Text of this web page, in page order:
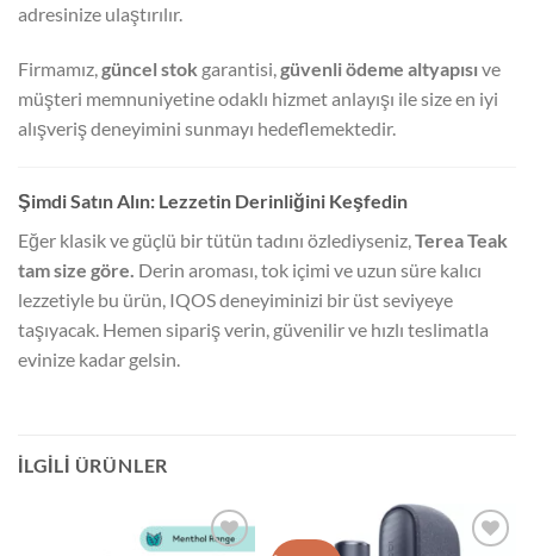
adresinize ulaştırılır.
Firmamız, güncel stok garantisi, güvenli ödeme altyapısı ve
müşteri memnuniyetine odaklı hizmet anlayışı ile size en iyi
alışveriş deneyimini sunmayı hedeflemektedir.
Şimdi Satın Alın: Lezzetin Derinliğini Keşfedin
Eğer klasik ve güçlü bir tütün tadını özlediyseniz,Terea Teak
tam size göre. Derin aroması, tok içimi ve uzun süre kalıcı
lezzetiyle bu ürün, IQOS deneyiminizi bir üst seviyeye
taşıyacak. Hemen sipariş verin, güvenilir ve hızlı teslimatla
evinize kadar gelsin.
İLGILI ÜRÜNLER